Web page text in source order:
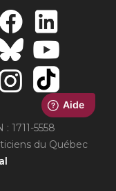
: 1711-5558
du Québec